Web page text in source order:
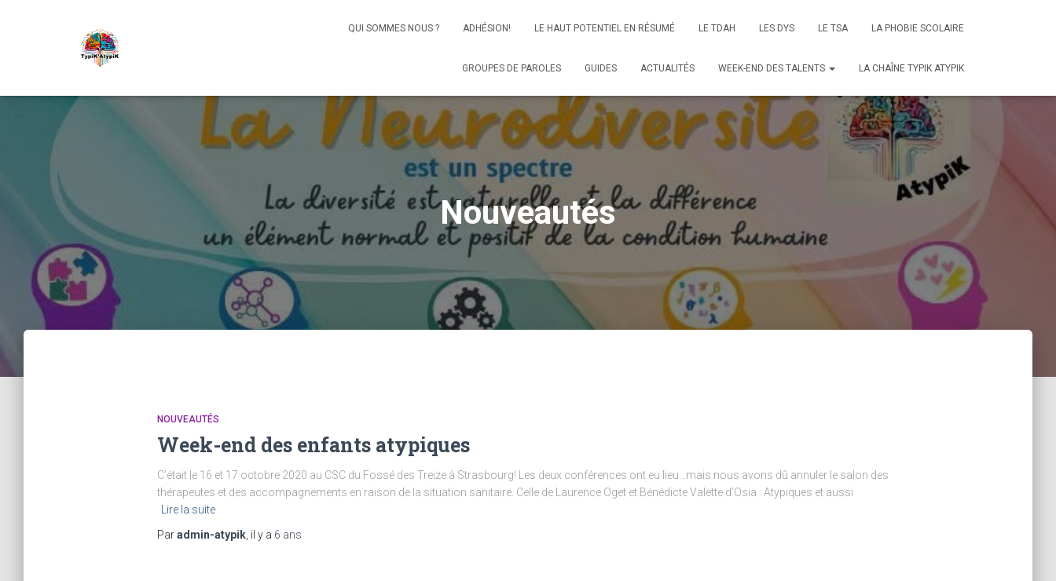
QUI SOMMES NOUS ? ADHÉSION! LE HAUT POTENTIEL EN RÉSUMÉ LE TDAH LES DYS LE TSA LA PHOBIE SCOLAIRE
GROUPES DE PAROLES GUIDES ACTUALITÉS WEEK-END DES TALENTS LA CHAÎNE TYPIK ATYPIK
Nouveautés
NOUVEAUTÉS
Week-end des enfants atypiques
C’était le 16 et 17 octobre 2020 au CSC du Fossé des Treize à Strasbourg! Les deux conférences ont eu lieu…mais nous avons dû annuler le salon des
thérapeutes et des accompagnements en raison de la situation sanitaire. Celle de Laurence Oget et Bénédicte Valette d’Osia : Atypiques et aussi
Lire la suite
Paradmin-atypik, il y a 6 ans